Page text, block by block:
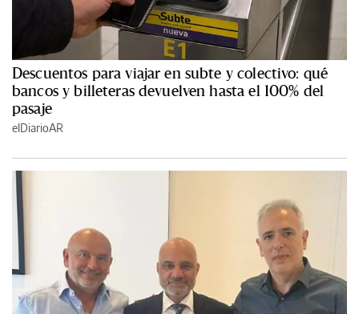
Descuentos para viajar en subte y colectivo: qué
bancos y billeteras devuelven hasta el 100% del
pasaje
elDiarioAR